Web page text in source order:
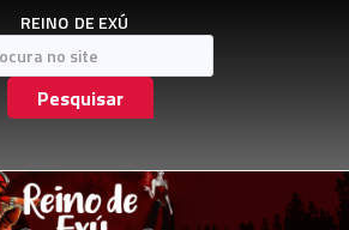
REINO DE EXÚ
Pesquisar